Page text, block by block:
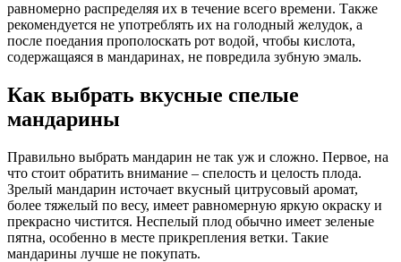
равномерно распределяя их в течение всего времени. Также
рекомендуется не употреблять их на голодный желудок, а
после поедания прополоскать рот водой, чтобы кислота,
содержащаяся в мандаринах, не повредила зубную эмаль.
Как выбрать вкусные спелые
мандарины
Правильно выбрать мандарин не так уж и сложно. Первое, на
что стоит обратить внимание – спелость и целость плода.
Зрелый мандарин источает вкусный цитрусовый аромат,
более тяжелый по весу, имеет равномерную яркую окраску и
прекрасно чистится. Неспелый плод обычно имеет зеленые
пятна, особенно в месте прикрепления ветки. Такие
мандарины лучше не покупать.